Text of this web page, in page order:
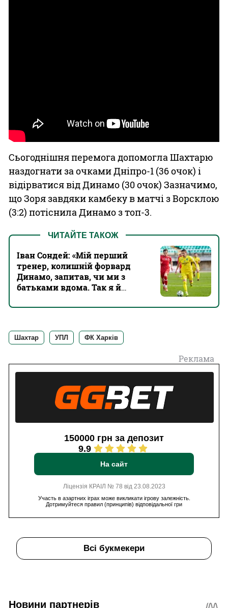
Сьогоднішня перемога допомогла Шахтарю
наздогнати за очками Дніпро-1 (36 очок) і
відірватися від Динамо (30 очок) Зазначимо,
що Зоря завдяки камбеку в матчі з Ворсклою
(3:2) потіснила Динамо з топ-3.
ЧИТАЙТЕ ТАКОЖ
Іван Сондей: «Мій перший
тренер, колишній форвард
Динамо, запитав, чи ми з
батьками вдома. Так я й
Шахтар УПЛ ФК Харків
Реклама
150000 грн за депозит
9.9
На сайт
Ліцензія КРАІЛ № 78 від 23.08.2023
Участь в азартних іграх може викликати ігрову залежність.
Дотримуйтеся правил (принципів) відповідальної гри
Всі букмекери